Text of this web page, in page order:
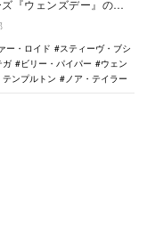
『ウェンズデー』のシ
にて近日配信されること
ー・ロイド
スティーヴ・ブシ
ガ ビリー・パイパー
ウェン
ンプルトン ノア・テイラー